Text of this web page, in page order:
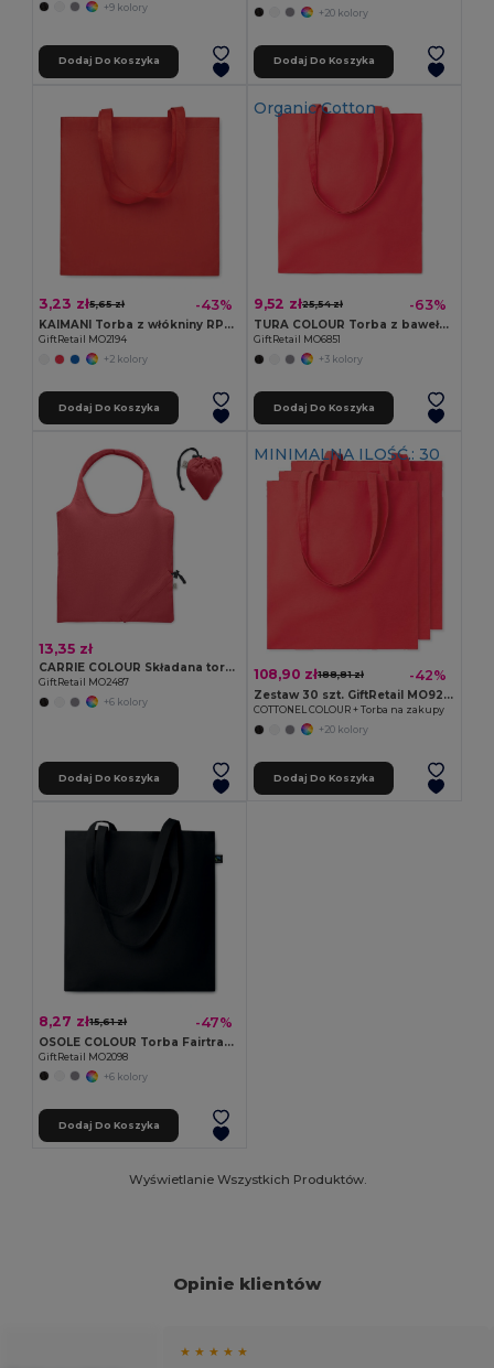
+9 kolory
Dodaj Do Koszyka
+20 kolory
Dodaj Do Koszyka
3,23 zł5,65 zł -43%
KAIMANI Torba z włókniny RPET
GiftRetail MO2194
+2 kolory
Dodaj Do Koszyka
Organic Cotton
9,52 zł25,54 zł -63%
TURA COLOUR Torba z bawełny organicznej EU
GiftRetail MO6851
+3 kolory
Dodaj Do Koszyka
13,35 zł
CARRIE COLOUR Składana torba na zakupy 140 gr/m²
GiftRetail MO2487
+6 kolory
Dodaj Do Koszyka
MINIMALNA ILOŚĆ.: 30
108,90 zł188,81 zł -42%
Zestaw 30 szt. GiftRetail MO9268
COTTONEL COLOUR + Torba na zakupy
+20 kolory
Dodaj Do Koszyka
8,27 zł15,61 zł -47%
OSOLE COLOUR Torba Fairtrade 140gr/m²
GiftRetail MO2098
+6 kolory
Dodaj Do Koszyka
Wyświetlanie Wszystkich Produktów.
Opinie klientów
★ ★ ★ ★ ★